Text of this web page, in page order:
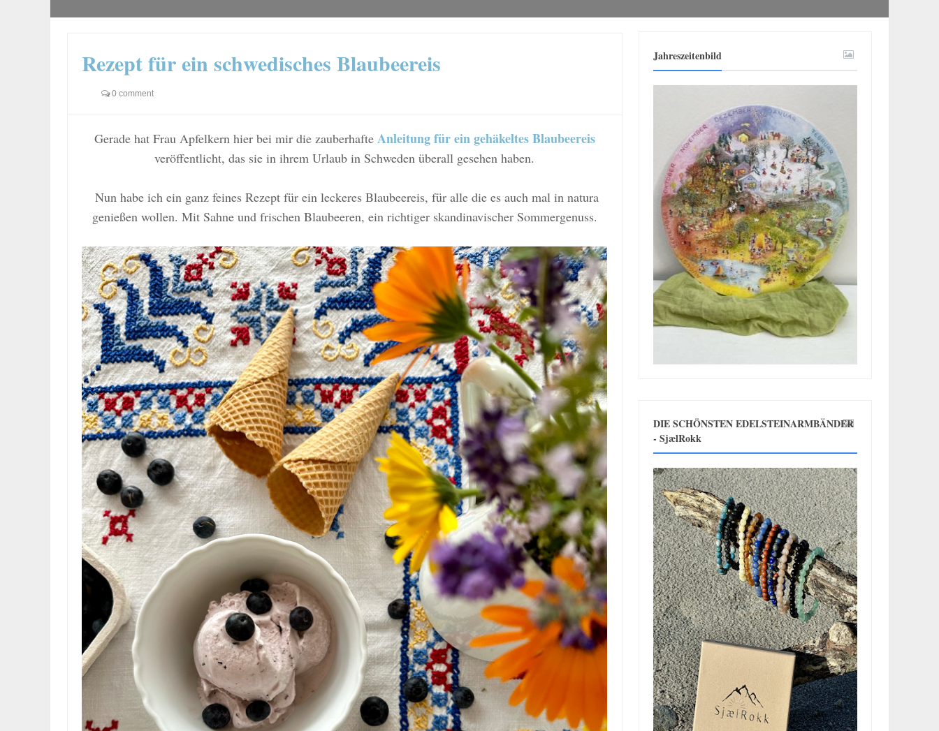
Rezept für ein schwedisches Blaubeereis
0 comment
Gerade hat Frau Apfelkern hier bei mir die zauberhafte Anleitung für ein gehäkeltes Blaubeereis
veröffentlicht, das sie in ihrem Urlaub in Schweden überall gesehen haben.
Nun habe ich ein ganz feines Rezept für ein leckeres Blaubeereis, für alle die es auch mal in natura
genießen wollen. Mit Sahne und frischen Blaubeeren, ein richtiger skandinavischer Sommergenuss.
Jahreszeitenbild
DIE SCHÖNSTEN EDELSTEINARMBÄNDER
- SjælRokk